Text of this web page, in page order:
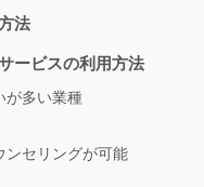
法
ービスの利用方法
が多い業種
ンセリングが可能